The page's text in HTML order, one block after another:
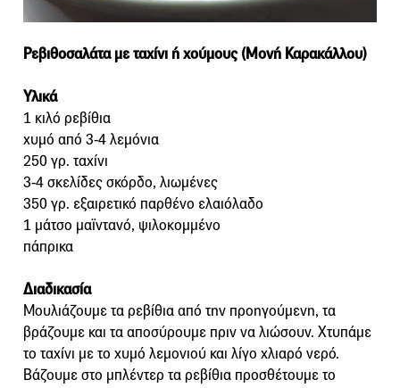
Ρεβιθοσαλάτα με ταχίνι ή χούμους (Μονή Καρακάλλου)
Υλικά
1 κιλό ρεβίθια
χυμό από 3-4 λεμόνια
250 γρ. ταχίνι
3-4 σκελίδες σκόρδο, λιωμένες
350 γρ. εξαιρετικό παρθένο ελαιόλαδο
1 μάτσο μαϊντανό, ψιλοκομμένο
πάπρικα
Διαδικασία
Μουλιάζουμε τα ρεβίθια από την προηγούμενη, τα
βράζουμε και τα αποσύρουμε πριν να λιώσουν. Χτυπάμε
το ταχίνι με το χυμό λεμονιού και λίγο χλιαρό νερό.
Βάζουμε στο μπλέντερ τα ρεβίθια προσθέτουμε το